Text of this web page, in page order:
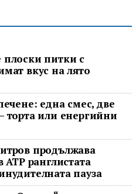
плоски питки с
вкус на лято
една смес, две
торта или енергийни
продължава
ATP ранглистата
пауза